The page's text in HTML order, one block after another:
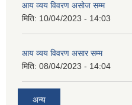
आय व्यय विवरण असोज सम्म
मिति: 10/04/2023 - 14:03
आय व्यय विवरण असार सम्म
मिति: 08/04/2023 - 14:04
अन्य